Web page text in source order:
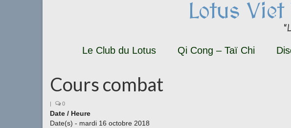
Lotus
Le Club du Lotus Qi Cong – Taï Chi
Cours combat
| 0
Date / Heure
Date(s) - mardi 16 octobre 2018